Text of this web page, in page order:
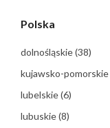
Polska
dolnośląskie(38)
kujawsko-pomorskie
lubelskie(6)
lubuskie(8)